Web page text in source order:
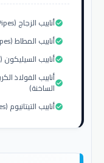
أنابيب الزجاج (Glass Pipes) (للمختبرات)check_circle
أنابيب المطاط (Rubber Pipes)check_circle
أنابيب السيليكون (Silicon Pipes)check_circle
الساخنة)check_circle
أنابيب التيتانيوم (Titanium Pipes) (للبيئات المسببة للتآكل)check_circle